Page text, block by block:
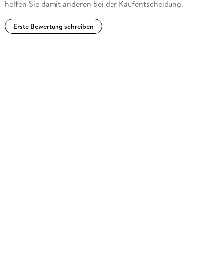
helfen Sie damit anderen bei der Kaufentscheidung.
Erste Bewertung schreiben